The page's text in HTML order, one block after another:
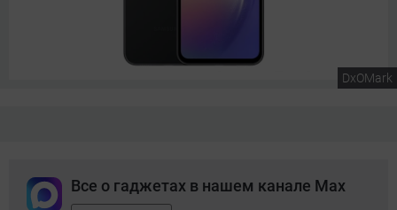
DxOMark
Все о гаджетах в нашем канале Max